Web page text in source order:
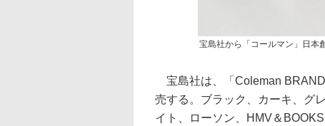
宝島社から「コールマン」日本
宝島社は、「Coleman
売する。ブラック、カーキ、グ
イト、ローソン、HMV＆